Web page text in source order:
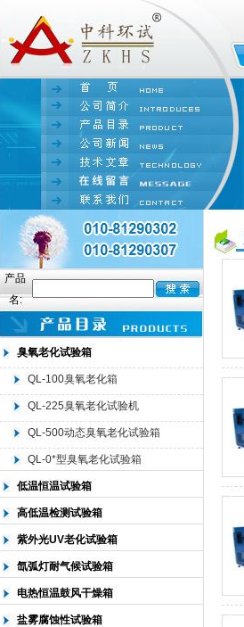
北京中科环试仪器有限公司
产品
名:
臭氧老化试验箱
QL-100臭氧老化箱
QL-225臭氧老化试验机
QL-500动态臭氧老化试验箱
QL-0*型臭氧老化试验箱
低温恒温试验箱
高低温检测试验箱
紫外光UV老化试验箱
氙弧灯耐气候试验箱
电热恒温鼓风干燥箱
盐雾腐蚀性试验箱